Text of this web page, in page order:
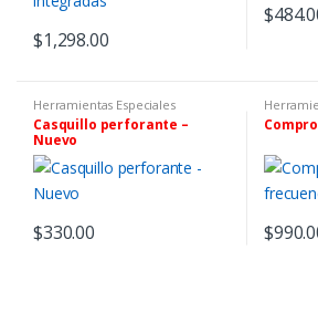
$1,298.00
$
Herramientas Especiales
Casquillo perforante –
Nuevo
$330.00 $